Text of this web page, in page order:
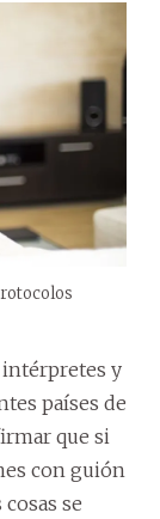
intérpretes y
países de
que si
con guión
se